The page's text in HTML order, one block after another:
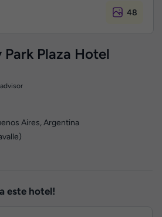
48
Plaza Hotel
Aires, Argentina
este hotel!